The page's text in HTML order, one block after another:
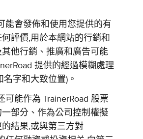
能會發佈和使用您提供的有
評價,用於本網站的行銷和
他行銷、推廣和廣告可能
提供的經過模糊處理
名字和大致位置)。
可能作為 TrainerRoad 股票
部分、作為公司控制權擬
結果,或與第三方對